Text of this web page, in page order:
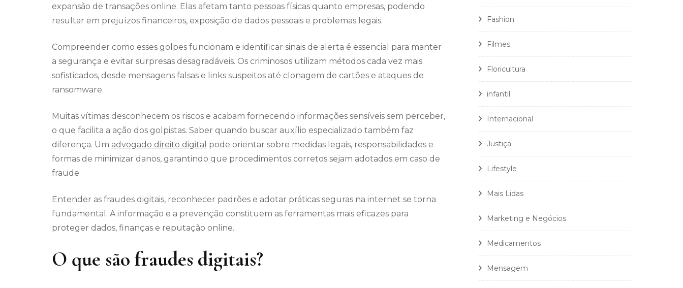
expansão de transações online. Elas afetam tanto pessoas físicas quanto empresas, podendo
resultar em prejuízos financeiros, exposição de dados pessoais e problemas legais.
Compreender como esses golpes funcionam e identificar sinais de alerta é essencial para manter
a segurança e evitar surpresas desagradáveis. Os criminosos utilizam métodos cada vez mais
sofisticados, desde mensagens falsas e links suspeitos até clonagem de cartões e ataques de
ransomware.
Muitas vítimas desconhecem os riscos e acabam fornecendo informações sensíveis sem perceber,
o que facilita a ação dos golpistas. Saber quando buscar auxílio especializado também faz
diferença. Um advogado direito digital pode orientar sobre medidas legais, responsabilidades e
formas de minimizar danos, garantindo que procedimentos corretos sejam adotados em caso de
fraude.
Entender as fraudes digitais, reconhecer padrões e adotar práticas seguras na internet se torna
fundamental. A informação e a prevenção constituem as ferramentas mais eficazes para
proteger dados, finanças e reputação online.
O que são fraudes digitais?
Fashion
Filmes
Floricultura
infantil
Internacional
Justiça
Lifestyle
Mais Lidas
Marketing e Negócios
Medicamentos
Mensagem